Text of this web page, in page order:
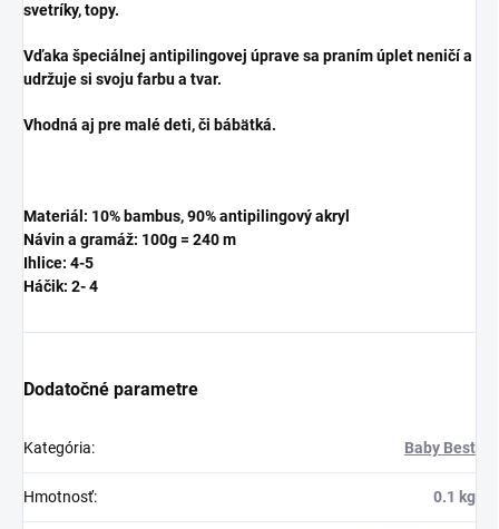
svetríky, topy.
Vďaka špeciálnej antipilingovej úprave sa praním úplet neničí a
udržuje si svoju farbu a tvar.
Vhodná aj pre malé deti, či bábätká.
Materiál: 10% bambus, 90% antipilingový akryl
Návin a gramáž: 100g = 240 m
Ihlice: 4-5
Háčik: 2- 4
Dodatočné parametre
Kategória: Baby Best
Hmotnosť: 0.1 kg